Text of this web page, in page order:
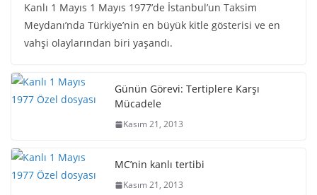
Kanlı 1 Mayıs 1 Mayıs 1977’de İstanbul’un Taksim
Meydanı’nda Türkiye’nin en büyük kitle gösterisi ve en
vahşi olaylarından biri yaşandı.
Günün Görevi: Tertiplere Karşı
Mücadele
Kasım 21, 2013
MC’nin kanlı tertibi
Kasım 21, 2013